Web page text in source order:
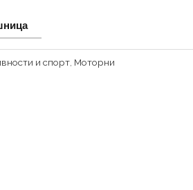
и спорт, Моторни